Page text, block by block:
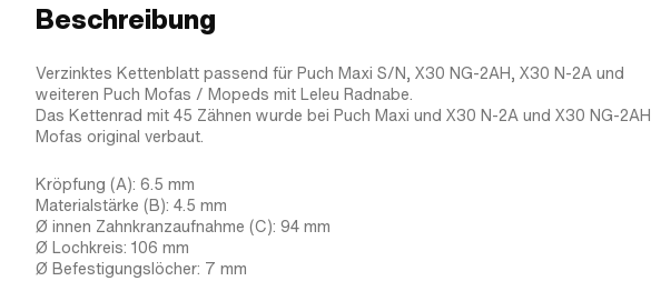
Beschreibung
Verzinktes Kettenblatt passend für Puch Maxi S/N, X30 NG-2AH, X30 N-2A und
weiteren Puch Mofas / Mopeds mit Leleu Radnabe.
Das Kettenrad mit 45 Zähnen wurde bei Puch Maxi und X30 N-2A und X30 NG-2AH
Mofas original verbaut.
Kröpfung (A): 6.5 mm
Materialstärke (B): 4.5 mm
Ø innen Zahnkranzaufnahme (C): 94 mm
Ø Lochkreis: 106 mm
Ø Befestigungslöcher: 7 mm